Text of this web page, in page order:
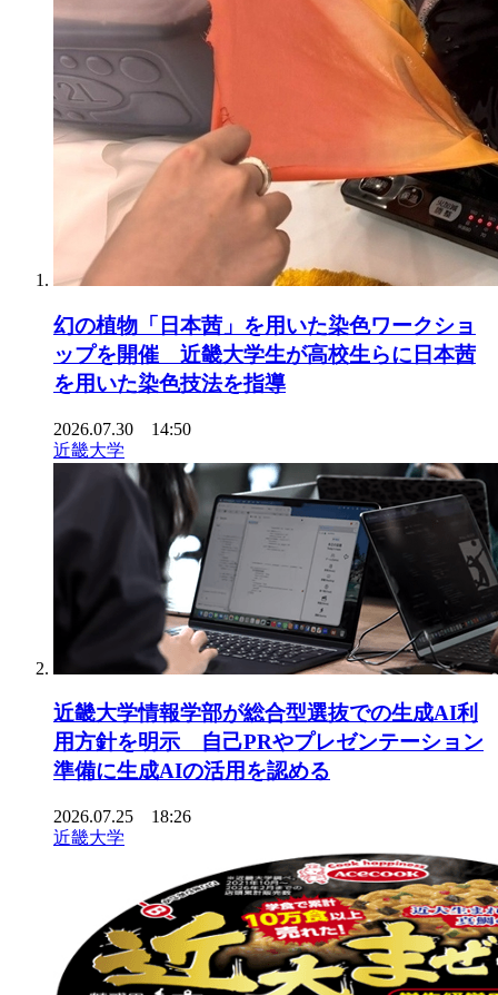
幻の植物「日本茜」を用いた染色ワークショ
ップを開催 近畿大学生が高校生らに日本茜
を用いた染色技法を指導
2026.07.30 14:50
近畿大学
近畿大学情報学部が総合型選抜での生成AI利
用方針を明示 自己PRやプレゼンテーション
準備に生成AIの活用を認める
2026.07.25 18:26
近畿大学